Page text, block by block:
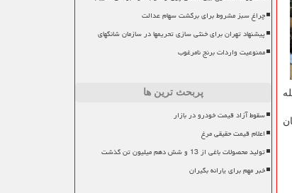
چراغ سبز مشروط برای برگشت سهام عدالت
پیشنهاد تهران برای خنثی سازی تحریمها در سازمان شانگهای
ممنوعیت واردات برنج نامرغوب
پربحث ترین ها
سقوط آزاد قیمت خودرو در بازار
اعلام قیمت حقیقی مرغ
تولید محصولات باغی از 13 و شش دهم میلیون تن گذشت
خبر مهم برای یارانه بگیران